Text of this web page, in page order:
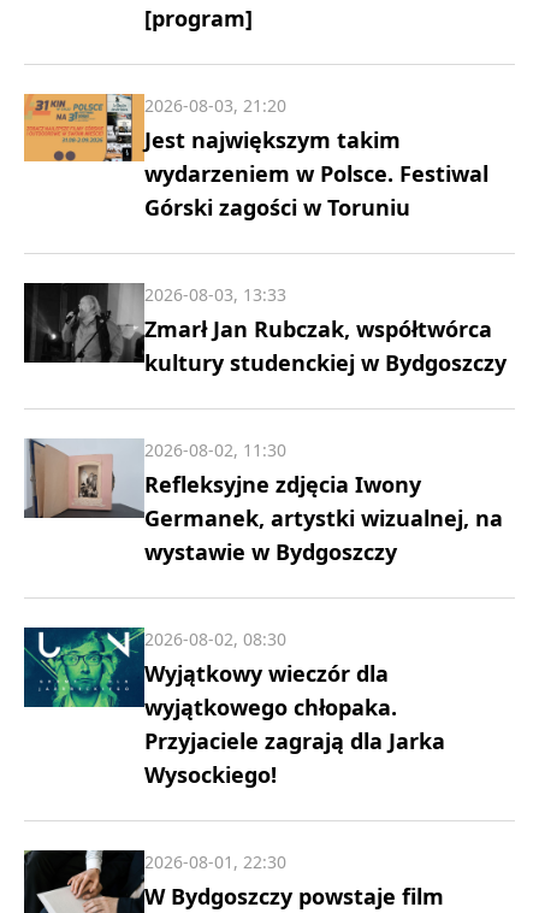
[program]
Jest największym takim
wydarzeniem w Polsce. Festiwal
Górski zagości w Toruniu
2026-08-03, 21:20
Zmarł Jan Rubczak, współtwórca
kultury studenckiej w Bydgoszczy
2026-08-03, 13:33
Refleksyjne zdjęcia Iwony
Germanek, artystki wizualnej, na
wystawie w Bydgoszczy
2026-08-02, 11:30
Wyjątkowy wieczór dla
wyjątkowego chłopaka.
Przyjaciele zagrają dla Jarka
Wysockiego!
2026-08-02, 08:30
W Bydgoszczy powstaje film
2026-08-01, 22:30